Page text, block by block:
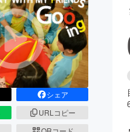
テクノロジー・ガジェット
映像・映画
ビジネス・起業
まちづくり・地域活性化
シェア
URLコピー